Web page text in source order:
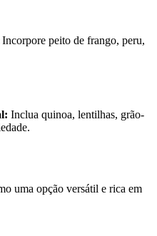
Incorpore peito de frango, peru,
Inclua quinoa, lentilhas, grão-
uma opção versátil e rica em